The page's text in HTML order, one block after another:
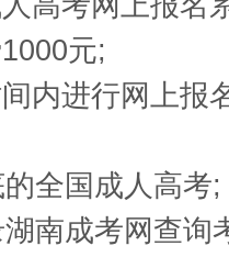
元;
进行网上报
全国成人高考;
湖南成考网 查询